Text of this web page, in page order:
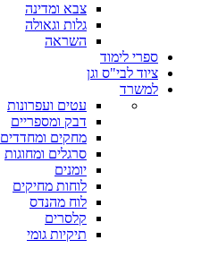
צבא ומדינה
גלות וגאולה
השראה
ספרי לימוד
ציוד לבי"ס וגן
למשרד
עטים ועפרונות
דבק ומספריים
מחקים ומחדדים
סרגלים ומחוגות
יומנים
לוחות מחיקים
לוח מהנדס
קלסרים
תיקיות גומי